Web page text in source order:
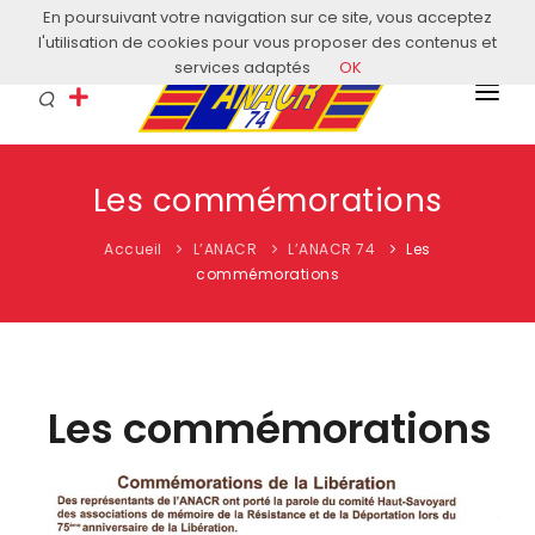
Courriel: contact@anacr74.fr
L’ANACR
EVÈNEMENTS
COMITÉS LOCAUX
RESSOURCES
Les commémorations
Accueil L’ANACR L’ANACR 74
Les
commémorations
Les commémorations
En poursuivant votre navigation sur ce site, vous acceptez
l'utilisation de cookies pour vous proposer des contenus et
services adaptés
OK